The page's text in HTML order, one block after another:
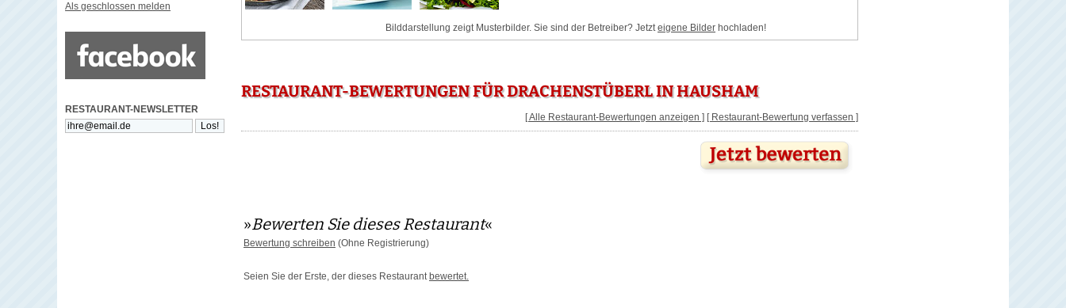
Als geschlossen melden
RESTAURANT-NEWSLETTER
Bilddarstellung zeigt Musterbilder. Sie sind der Betreiber? Jetzteigene Bilder hochladen!
RESTAURANT-BEWERTUNGEN FÜR DRACHENSTÜBERL IN HAUSHAM
[ Alle Restaurant-Bewertungen anzeigen ] [ Restaurant-Bewertung verfassen ]
»Bewerten Sie dieses Restaurant«
Bewertung schreiben (Ohne Registrierung)
Seien Sie der Erste, der dieses Restaurant bewertet.